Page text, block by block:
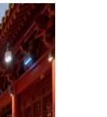
造寺
位打
能祈
寺院
德
园提
骨
名产